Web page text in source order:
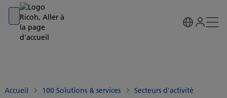
Go to banner
Go to content
Go to footer
Accueil 100 Solutions & services
Secteurs d'activité